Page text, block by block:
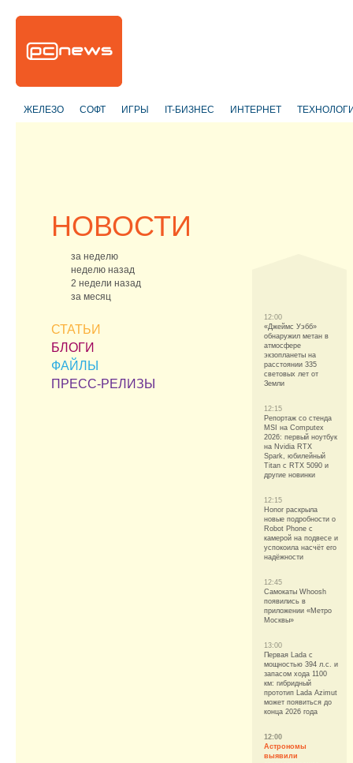
ЖЕЛЕЗО СОФТ ИГРЫ IT-БИЗНЕС ИНТЕРНЕТ
НОВОСТИ
за неделю
неделю назад
2 недели назад
за месяц
СТАТЬИ
БЛОГИ
ФАЙЛЫ
ПРЕСС-РЕЛИЗЫ
12:00
«Джеймс Уэбб»
обнаружил метан в
атмосфере
экзопланеты на
расстоянии 335
световых лет от
Земли
12:15
Репортаж со стенда
MSI на Computex
2026: первый ноутбук
на Nvidia RTX
Spark, юбилейный
Titan с RTX 5090 и
другие новинки
12:15
Honor раскрыла
новые подробности о
Robot Phone с
камерой на подвесе и
успокоила насчёт его
надёжности
12:45
Самокаты Whoosh
появились в
приложении «Метро
Москвы»
13:00
Первая Lada с
мощностью 394 л.с. и
запасом хода 1100
км: гибридный
прототип Lada Azimut
может появиться до
конца 2026 года
12:00
Астрономы
выявили